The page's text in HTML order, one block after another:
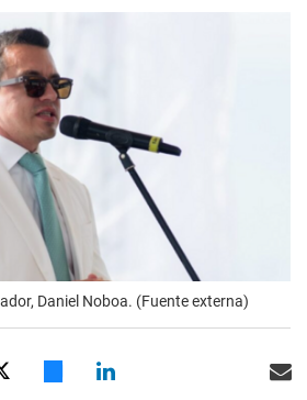
Daniel Noboa. (Fuente externa)